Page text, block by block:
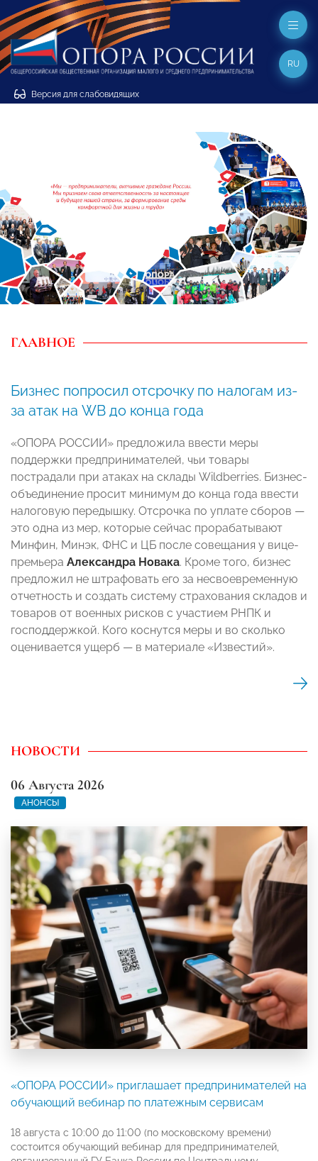
Версия для слабовидящих
RU
ГЛАВНОЕ
Бизнес попросил отсрочку по налогам из-
за атак на WB до конца года
«ОПОРА РОССИИ» предложила ввести меры
поддержки предпринимателей, чьи товары
пострадали при атаках на склады Wildberries. Бизнес-
объединение просит минимум до конца года ввести
налоговую передышку. Отсрочка по уплате сборов —
это одна из мер, которые сейчас прорабатывают
Минфин, Минэк, ФНС и ЦБ после совещания у вице-
премьера Александра Новака. Кроме того, бизнес
предложил не штрафовать его за несвоевременную
отчетность и создать систему страхования складов и
товаров от военных рисков с участием РНПК и
господдержкой. Кого коснутся меры и во сколько
оценивается ущерб — в материале «Известий».
НОВОСТИ
06 Августа 2026
АНОНСЫ
«ОПОРА РОССИИ» приглашает предпринимателей на
обучающий вебинар по платежным сервисам
18 августа с 10:00 до 11:00 (по московскому времени)
состоится обучающий вебинар для предпринимателей,